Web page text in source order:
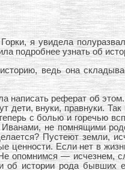
я увидела
подробнее узнать об
ведь она
реферат об
внуки, правнуки.
с болью и горечью
не помнящими
Пустеют земли,
Если нет в
опомнимся — исчезнем,
истории рода бывших